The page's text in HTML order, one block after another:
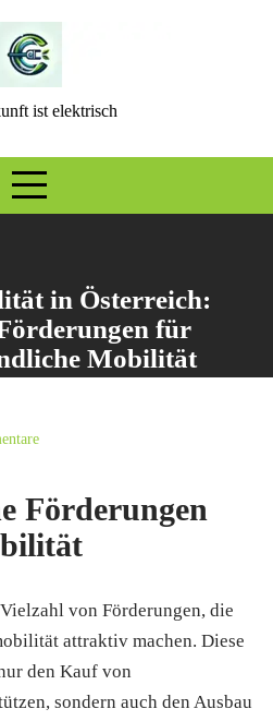
ist elektrisch
in Österreich:
für
Mobilität
Förderungen
von Förderungen, die
attraktiv machen. Diese
den Kauf von
sondern auch den Ausbau